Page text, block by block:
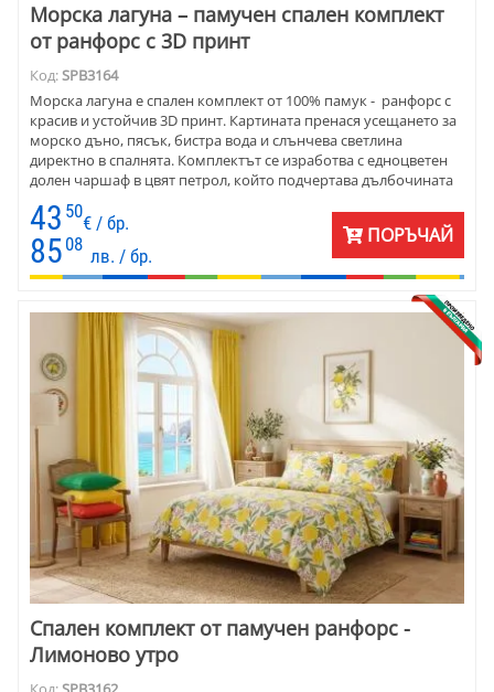
Морска лагуна – памучен спален комплект
от ранфорс с 3D принт
Код:SPB3164
Морска лагуна е спален комплект от 100% памук - ранфорс с
красив и устойчив 3D принт. Картината пренася усещането за
морско дъно, пясък, бистра вода и слънчева светлина
директно в спалнята. Комплектът се изработва с едноцветен
долен чаршаф в цвят петрол, който подчертава дълбочината
на десена. Меката памучна материя осигурява комфорт през
всички сезони.
43 50
€ / бр.
85 08
лв. / бр.
ПОРЪЧАЙ
Спален комплект от памучен ранфорс -
Лимоново утро